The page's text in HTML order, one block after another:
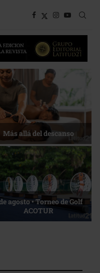
Energía que Impulsa la
competitividad
La esencia del servicio